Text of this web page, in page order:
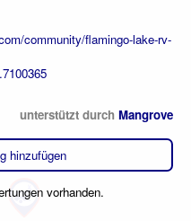
community/flamingo-lake-rv-
unterstützt durch Mangrove
hinzufügen
vorhanden.